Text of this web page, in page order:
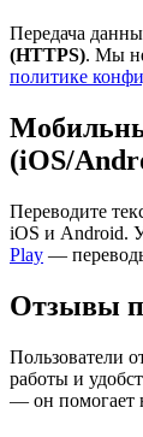
Передача
(HTTPS). Мы
политике
(iOS/
Переводите
iOS и Android.
Play —
Отзывы
Пользователи
работы и
— он помогает